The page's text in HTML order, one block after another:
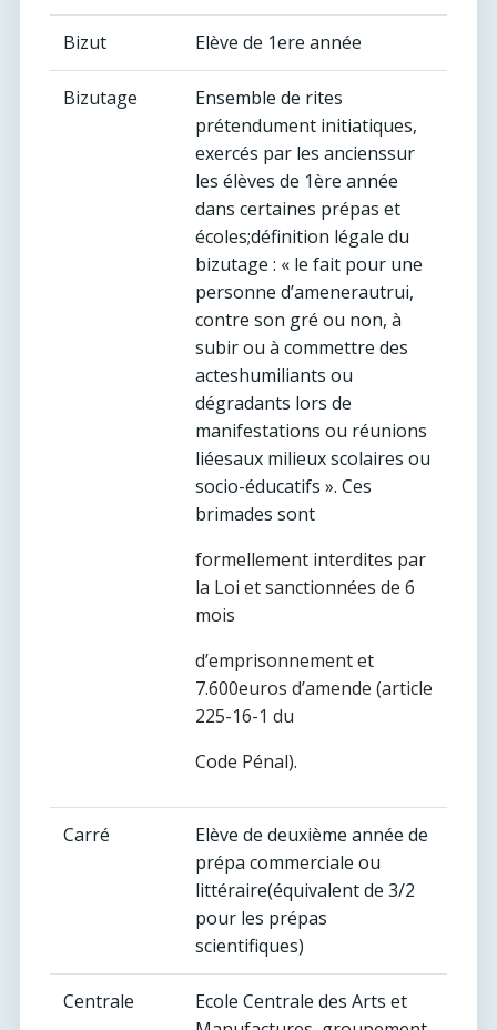
Bizut Elève de 1ere année
Bizutage
Ensemble de rites
prétendument initiatiques,
exercés par les ancienssur
les élèves de 1ère année
dans certaines prépas et
écoles;définition légale du
bizutage : « le fait pour une
personne d’amenerautrui,
contre son gré ou non, à
subir ou à commettre des
acteshumiliants ou
dégradants lors de
manifestations ou réunions
liéesaux milieux scolaires ou
socio-éducatifs ». Ces
brimades sont
formellement interdites par
la Loi et sanctionnées de 6
mois
d’emprisonnement et
7.600euros d’amende (article
225-16-1 du
Code Pénal).
Carré
Elève de deuxième année de
prépa commerciale ou
littéraire(équivalent de 3/2
pour les prépas
scientifiques)
Centrale
Ecole Centrale des Arts et